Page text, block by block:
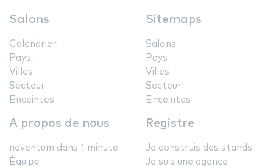
Salons
Calendrier
Pays
Villes
Secteur
Enceintes
Sitemaps
Salons
Pays
Villes
Secteur
Enceintes
A propos de nous
neventum dans 1 minute
Équipe
Registre
Je construis des stands
Je suis une agence